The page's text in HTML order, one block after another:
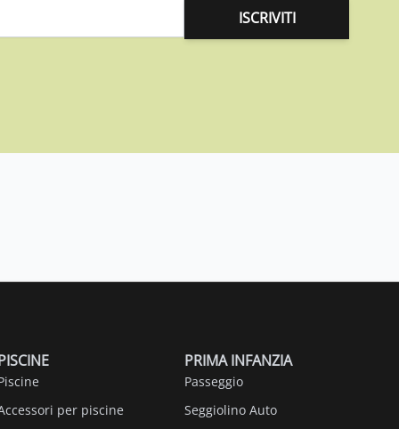
ISCRIVITI
per piscine
PRIMA INFANZIA
Passeggio
Seggiolino Auto